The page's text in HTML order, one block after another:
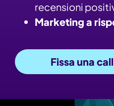
recensioni
Marketing a
Fissa una